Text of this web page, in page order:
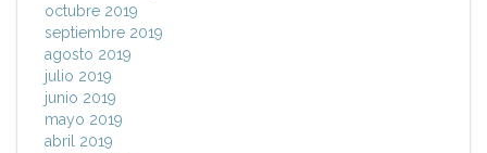
octubre 2019
septiembre 2019
agosto 2019
julio 2019
junio 2019
mayo 2019
abril 2019